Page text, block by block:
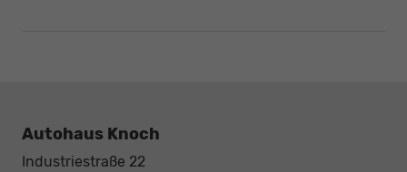
Autohaus Knoch
Industriestraße 22